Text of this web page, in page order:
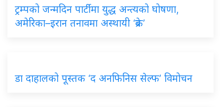
ट्रम्पको जन्मदिन पार्टीमा युद्ध अन्त्यको घोषणा,
अमेरिका–इरान तनावमा अस्थायी ‘ब्रेक’
डा दाहालको पूस्तक ‘द अनफिनिस सेल्फ’ विमोचन